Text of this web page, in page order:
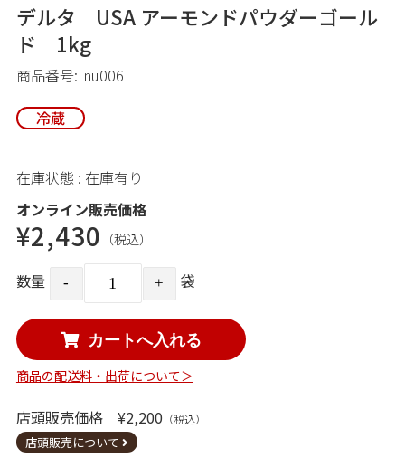
デルタ USA アーモンドパウダーゴール
ド 1kg
商品番号: nu006
冷蔵
在庫状態 : 在庫有り
オンライン販売価格
¥2,430 （税込）
数量 袋
商品の配送料・出荷について＞
店頭販売価格 ¥2,200 （税込）
店頭販売について